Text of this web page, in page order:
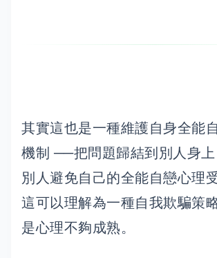
其實這也是一種維護自身全能
機制 ──把問題歸結到別人身
別人避免自己的全能自戀心理
這可以理解為一種自我欺騙策
是心理不夠成熟。